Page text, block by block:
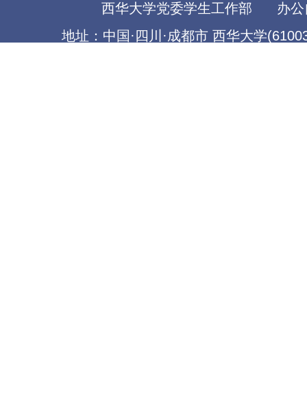
西华大学党委学生工作部
办
地址：中国·四川·成都市 西华大学